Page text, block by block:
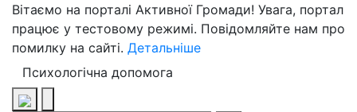
Вітаємо на порталі Активної Громади! Увага, портал
працює у тестовому режимі. Повідомляйте нам про
помилку на сайті. Детальніше
Психологічна допомога